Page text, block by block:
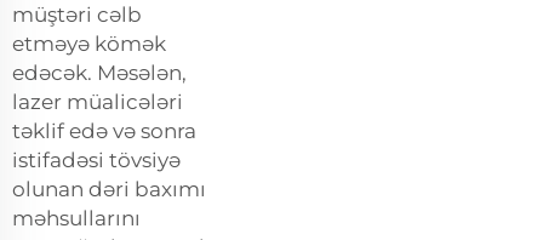
müştəri cəlb
etməyə kömək
edəcək. Məsələn,
lazer müalicələri
təklif edə və sonra
istifadəsi tövsiyə
olunan dəri baxımı
məhsullarını